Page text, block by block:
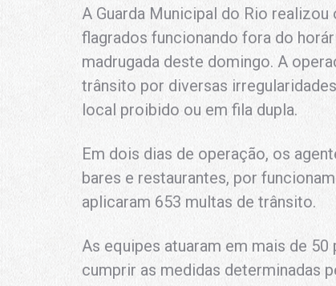
A Guarda Municipal do Rio
flagrados funcionando fora do
madrugada deste domingo. A
trânsito por diversas
local proibido ou em fila dupla.
Em dois dias de operação, os
bares e restaurantes, por
aplicaram 653 multas de trânsito.
As equipes atuaram em mais de
cumprir as medidas determinadas